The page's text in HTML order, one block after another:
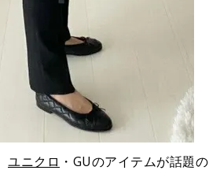
ユニクロ ・GUのアイテムが話題の